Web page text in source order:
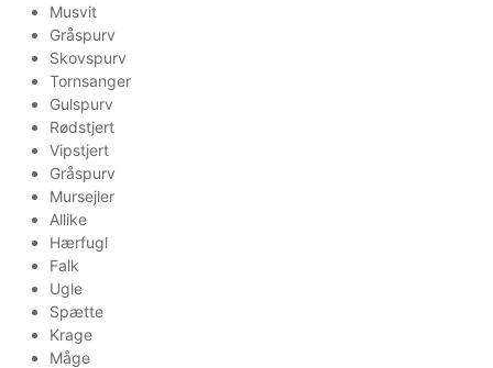
Musvit
Gråspurv
Skovspurv
Tornsanger
Gulspurv
Rødstjert
Vipstjert
Gråspurv
Mursejler
Allike
Hærfugl
Falk
Ugle
Spætte
Krage
Måge